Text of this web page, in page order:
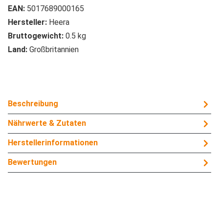
EAN: 5017689000165
Hersteller: Heera
Bruttogewicht: 0.5 kg
Land: Großbritannien
Beschreibung
Nährwerte & Zutaten
Herstellerinformationen
Bewertungen